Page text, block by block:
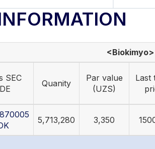
SEC
Quanity
Par value
(UZS)
Last
5,713,280 3,350